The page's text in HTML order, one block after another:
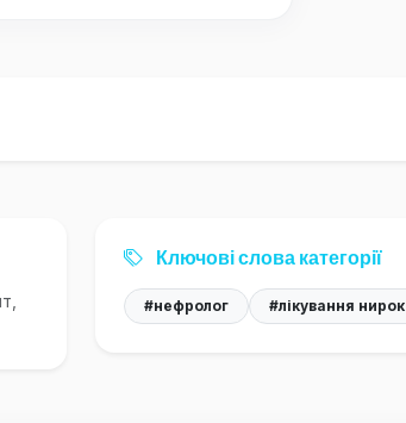
Ключові слова категорії
#нефролог #лікування нирок